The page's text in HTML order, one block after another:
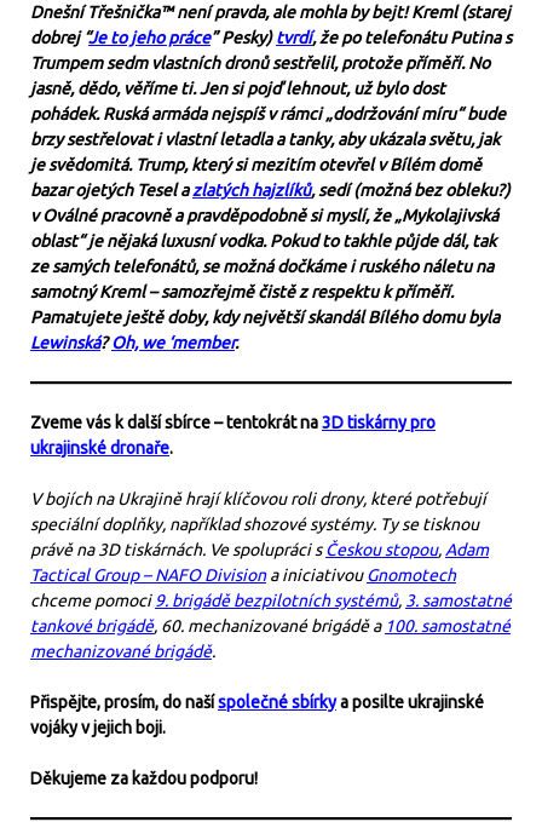
Dnešní Třešnička™ není pravda, ale mohla by bejt! Kreml (starej
dobrej “Je to jeho práce” Pesky)tvrdí, že po telefonátu Putina s
Trumpem sedm vlastních dronů sestřelil, protože příměří. No
jasně, dědo, věříme ti. Jen si pojď lehnout, už bylo dost
pohádek. Ruská armáda nejspíš v rámci „dodržování míru“ bude
brzy sestřelovat i vlastní letadla a tanky, aby ukázala světu, jak
je svědomitá. Trump, který si mezitím otevřel v Bílém domě
bazar ojetých Tesel azlatých hajzlíků, sedí (možná bez obleku?)
v Oválné pracovně a pravděpodobně si myslí, že „Mykolajivská
oblast“ je nějaká luxusní vodka. Pokud to takhle půjde dál, tak
ze samých telefonátů, se možná dočkáme i ruského náletu na
samotný Kreml – samozřejmě čistě z respektu k příměří.
Pamatujete ještě doby, kdy největší skandál Bílého domu byla
Lewinská?Oh, we ‘member.
Zveme vás k další sbírce – tentokrát na3D tiskárny pro
ukrajinské dronaře.
V bojích na Ukrajině hrají klíčovou roli drony, které potřebují
speciální doplňky, například shozové systémy. Ty se tisknou
právě na 3D tiskárnách. Ve spolupráci sČeskou stopou, Adam
Tactical Group – NAFO Divisiona iniciativouGnomotech
chceme pomoci 9. brigádě bezpilotních systémů, 3. samostatné
tankové brigádě, 60. mechanizované brigádě a 100. samostatné
mechanizované brigádě.
Přispějte, prosím, do našíspolečné sbírkya posilte ukrajinské
vojáky v jejich boji.
Děkujeme za každou podporu!